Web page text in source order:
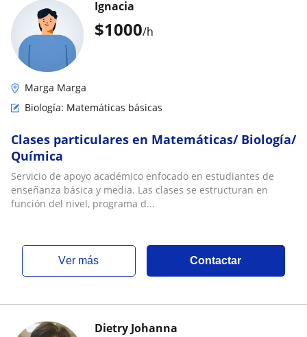
$1000/h
Ignacia
Marga Marga
Biología: Matemáticas básicas
Clases particulares en Matemáticas/ Biología/
Química
Servicio de apoyo académico enfocado en estudiantes de
enseñanza básica y media. Las clases se estructuran en
función del nivel, programa d...
ver más Contactar
Dietry Johanna